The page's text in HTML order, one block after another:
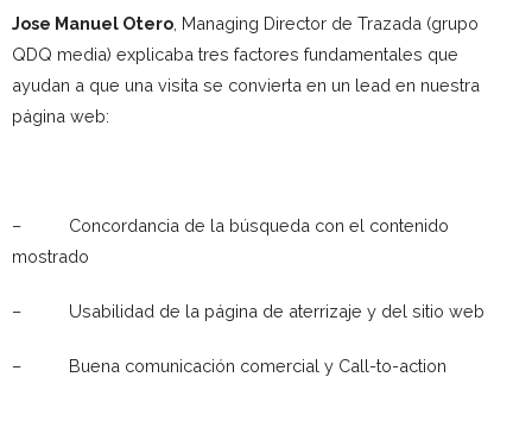
Jose Manuel Otero , Managing Director de Trazada (grupo
QDQ media) explicaba tres factores fundamentales que
ayudan a que una visita se convierta en un lead en nuestra
página web:
– Concordancia de la búsqueda con el contenido
mostrado
– Usabilidad de la página de aterrizaje y del sitio web
– Buena comunicación comercial y Call-to-action